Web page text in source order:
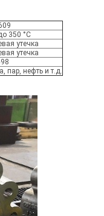
350 °C
утечка
утечка
пар, нефть и т.д.